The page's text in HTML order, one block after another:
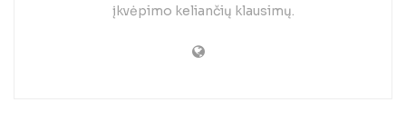
įkvėpimo keliančių klausimų.